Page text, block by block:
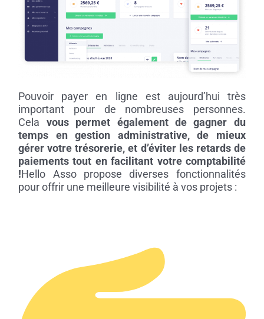
Pouvoir payer en ligne est aujourd’hui très
important pour de nombreuses personnes.
Cela vous permet également de gagner du
temps en gestion administrative, de mieux
gérer votre trésorerie, et d’éviter les retards de
paiements tout en facilitant votre comptabilité
!Hello Asso propose diverses fonctionnalités
pour offrir une meilleure visibilité à vos projets :